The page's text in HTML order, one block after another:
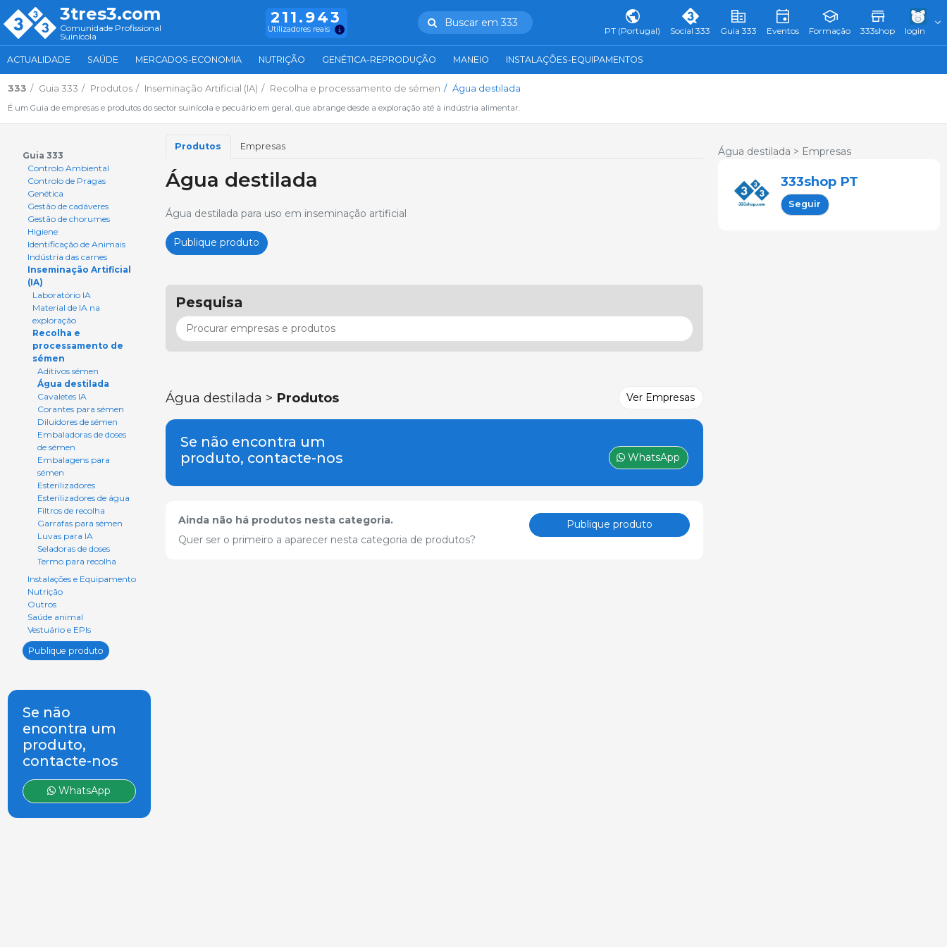
3tres3.com
Comunidade Profissional
Suinícola
211.943
Utilizadores reais
Buscar em 333
PT (Portugal) Social 333 Guia 333 Eventos Formação 333shop login
ACTUALIDADE SAÚDE MERCADOS-ECONOMIA NUTRIÇÃO GENÉTICA-REPRODUÇÃO MANEIO INSTALAÇÕES-EQUIPAMENTOS
333 Guia 333 Produtos Inseminação Artificial (IA) Recolha e processamento de sémen Água destilada
É um Guia de empresas e produtos do sector suinícola e pecuário em geral, que abrange desde a exploração até à indústria alimentar.
Guia 333
Controlo Ambiental
Controlo de Pragas
Genética
Gestão de cadáveres
Gestão de chorumes
Higiene
Identificação de Animais
Indústria das carnes
Inseminação Artificial
(IA)
Laboratório IA
Material de IA na
exploração
Recolha e
processamento de
sémen
Aditivos sémen
Água destilada
Cavaletes IA
Corantes para sémen
Diluidores de sémen
Embaladoras de doses
de sémen
Embalagens para
sémen
Esterilizadores
Esterilizadores de água
Filtros de recolha
Garrafas para sémen
Luvas para IA
Seladoras de doses
Termo para recolha
Instalações e Equipamento
Nutrição
Outros
Saúde animal
Vestuário e EPIs
Publique produto
Se não
encontra um
produto,
contacte-nos
WhatsApp
Produtos Empresas
Água destilada
Água destilada para uso em inseminação artificial
Publique produto
Pesquisa
Água destilada > Produtos Ver Empresas
Se não encontra um
produto, contacte-nos
WhatsApp
Ainda não há produtos nesta categoria.
Quer ser o primeiro a aparecer nesta categoria de produtos?
Publique produto
Água destilada > Empresas
333shop PT
Seguir